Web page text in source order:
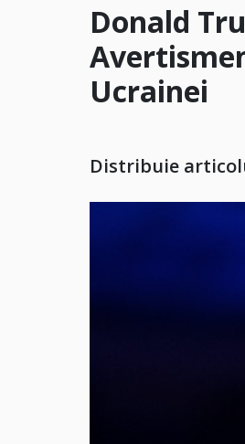
Donald
Ucrainei
Distribuie